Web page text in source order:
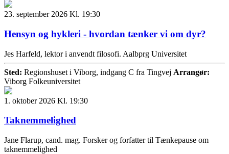
23. september 2026 Kl. 19:30
Hensyn og hykleri - hvordan tænker vi om dyr?
Jes Harfeld, lektor i anvendt filosofi. Aalbprg Universitet
Sted: Regionshuset i Viborg, indgang C fra Tingvej Arrangør:
Viborg Folkeuniversitet
1. oktober 2026 Kl. 19:30
Taknemmelighed
Jane Flarup, cand. mag. Forsker og forfatter til Tænkepause om
taknemmelighed